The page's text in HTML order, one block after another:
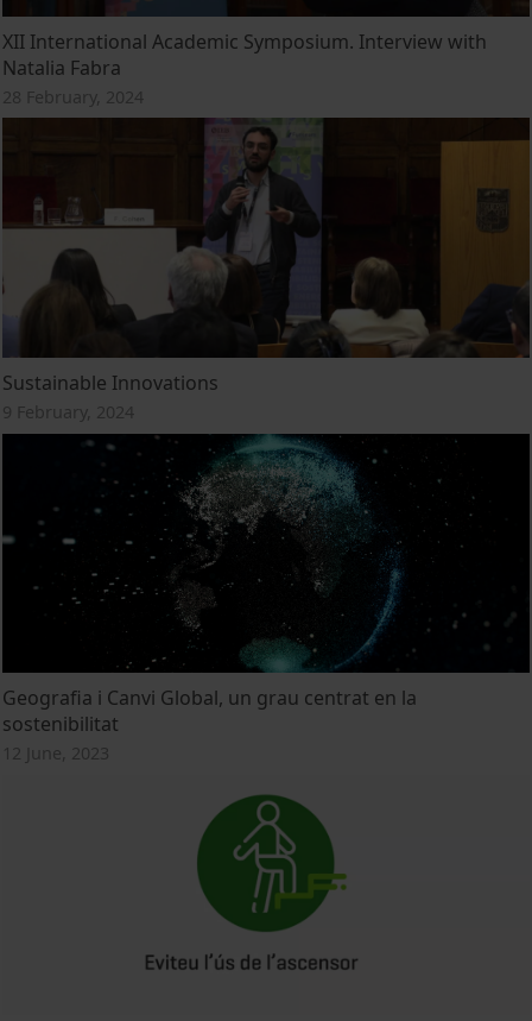
XII International Academic Symposium. Interview with
Natalia Fabra
28 February, 2024
Sustainable Innovations
9 February, 2024
Geografia i Canvi Global, un grau centrat en la
sostenibilitat
12 June, 2023